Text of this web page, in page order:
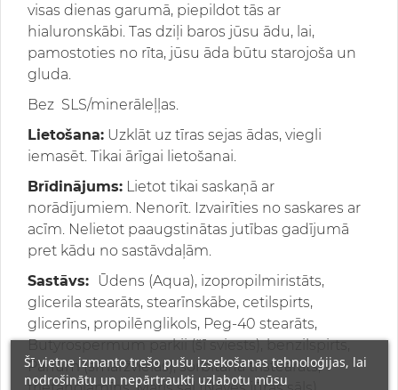
visas dienas garumā, piepildot tās ar
hialuronskābi. Tas dziļi baros jūsu ādu, lai,
pamostoties no rīta, jūsu āda būtu starojoša un
gluda.
Bez SLS/minerāleļļas.
Lietošana: Uzklāt uz tīras sejas ādas, viegli
iemasēt. Tikai ārīgai lietošanai.
Brīdinājums: Lietot tikai saskaņā ar
norādījumiem. Nenorīt. Izvairīties no saskares ar
acīm. Nelietot paaugstinātas jutības gadījumā
pret kādu no sastāvdaļām.
Sastāvs: Ūdens (Aqua), izopropilmiristāts,
glicerila stearāts, stearīnskābe, cetilspirts,
glicerīns, propilēnglikols, Peg-40 stearāts,
Butyrospermum parkii (šī sviests), benzilspirts,
Parfum (smaržvielas), sorbitāna tristearāts,
Šī vietne izmanto trešo pušu izsekošanas tehnoloģijas, lai
nodrošinātu un nepārtraukti uzlabotu mūsu